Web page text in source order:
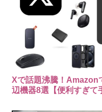
Xで話題沸騰！Amazon
辺機器8選【便利すぎて